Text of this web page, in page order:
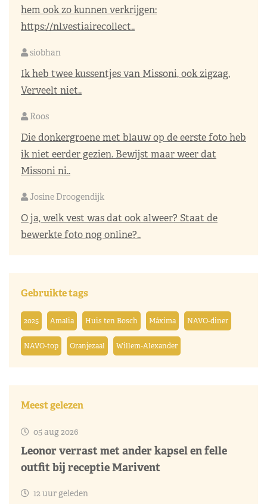
hem ook zo kunnen verkrijgen:
https://nl.vestiairecollect..
siobhan
Ik heb twee kussentjes van Missoni, ook zigzag.
Verveelt niet..
Roos
Die donkergroene met blauw op de eerste foto heb
ik niet eerder gezien. Bewijst maar weer dat
Missoni ni..
Josine Droogendijk
O ja, welk vest was dat ook alweer? Staat de
bewerkte foto nog online?..
Gebruikte tags
2025 Amalia Huis ten Bosch Máxima NAVO-diner
NAVO-top Oranjezaal Willem-Alexander
Meest gelezen
05 aug 2026
Leonor verrast met ander kapsel en felle
outfit bij receptie Marivent
12 uur geleden